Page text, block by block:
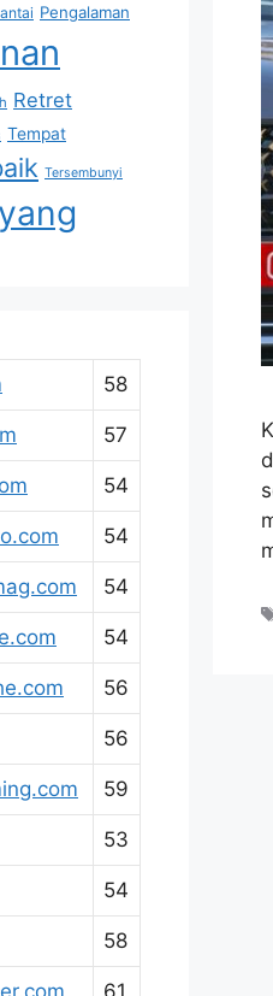
Pengalaman
Retret
Tempat
Tersembunyi
yang
58
57
54
54
54
54
56
56
59
53
54
58
61